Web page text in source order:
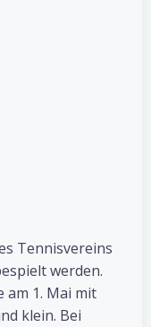
Tennisvereins
werden.
am 1. Mai mit
klein. Bei